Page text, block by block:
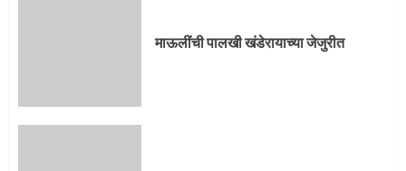
माऊलींची पालखी खंडेरायाच्या जेजुरीत